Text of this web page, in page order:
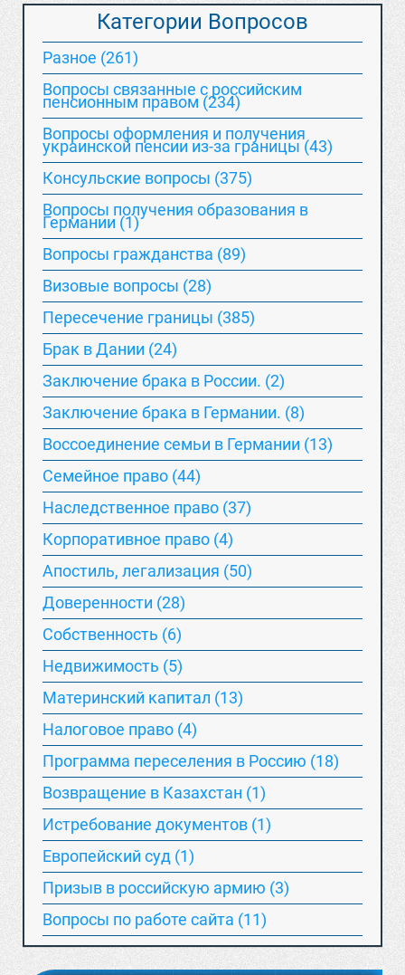
Категории Вопросов
Разное (261)
Вопросы связанные с российским
пенсионным правом (234)
Вопросы оформления и получения
украинской пенсии из-за границы (43)
Консульские вопросы (375)
Вопросы получения образования в
Германии (1)
Вопросы гражданства (89)
Визовые вопросы (28)
Пересечение границы (385)
Брак в Дании (24)
Заключение брака в России. (2)
Заключение брака в Германии. (8)
Воссоединение семьи в Германии (13)
Семейное право (44)
Наследственное право (37)
Корпоративное право (4)
Апостиль, легализация (50)
Доверенности (28)
Собственность (6)
Недвижимость (5)
Материнский капитал (13)
Hалоговое право (4)
Программа переселения в Россию (18)
Возвращение в Казахстан (1)
Истребование документов (1)
Европейский суд (1)
Призыв в российскую армию (3)
Вопросы по работе сайта (11)